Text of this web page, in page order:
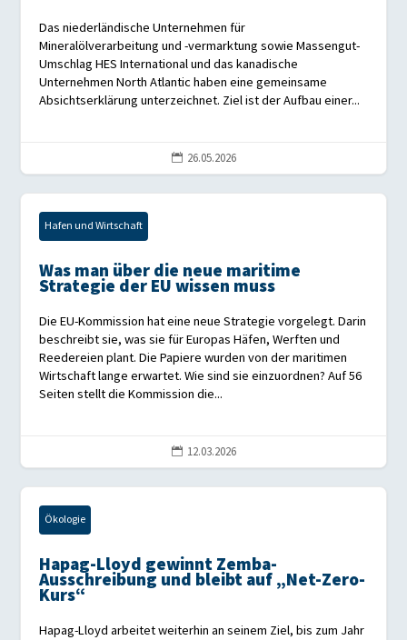
Das niederländische Unternehmen für
Mineralölverarbeitung und -vermarktung sowie Massengut-
Umschlag HES International und das kanadische
Unternehmen North Atlantic haben eine gemeinsame
Absichtserklärung unterzeichnet. Ziel ist der Aufbau einer...
 26.05.2026
Hafen und Wirtschaft
Was man über die neue maritime
Strategie der EU wissen muss
Die EU-Kommission hat eine neue Strategie vorgelegt. Darin
beschreibt sie, was sie für Europas Häfen, Werften und
Reedereien plant. Die Papiere wurden von der maritimen
Wirtschaft lange erwartet. Wie sind sie einzuordnen? Auf 56
Seiten stellt die Kommission die...
 12.03.2026
Ökologie
Hapag-Lloyd gewinnt Zemba-
Ausschreibung und bleibt auf „Net-Zero-
Kurs“
Hapag-Lloyd arbeitet weiterhin an seinem Ziel, bis zum Jahr